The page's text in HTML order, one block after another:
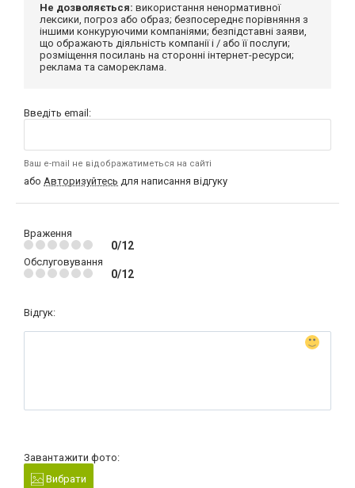
Не дозволяється: використання ненормативної
лексики, погроз або образ; безпосереднє порівняння з
іншими конкуруючими компаніями; безпідставні заяви,
що ображають діяльність компанії і / або її послуги;
розміщення посилань на сторонні інтернет-ресурси;
реклама та самореклама.
Введіть email:
Ваш e-mail не відображатиметься на сайті
або Авторизуйтесь для написання відгуку
Враження
0/12
Обслуговування
0/12
Відгук:
Завантажити фото:
Вибрати